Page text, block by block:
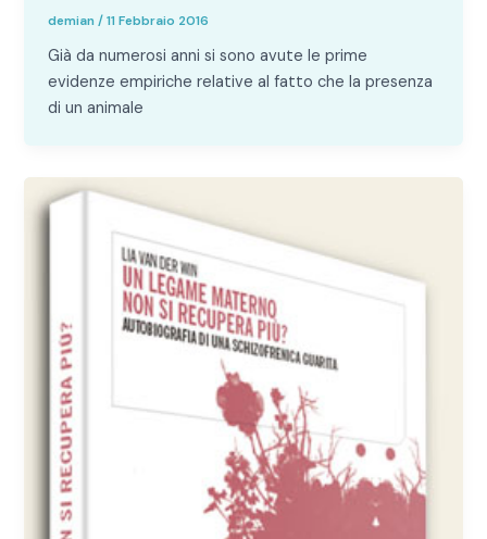
demian/11 Febbraio 2016
Già da numerosi anni si sono avute le prime
evidenze empiriche relative al fatto che la presenza
di un animale